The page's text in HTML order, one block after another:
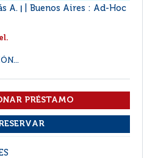
A. Buenos Aires : Ad-Hoc